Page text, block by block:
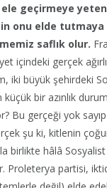
ele geçirmeye
onu elde
saflık olur.
içindeki gerçek
iki büyük şehirdeki
bir azınlık
Bu gerçeği yok
şu ki, kitlenin
birlikte hâlâ
Proleterya partisi,